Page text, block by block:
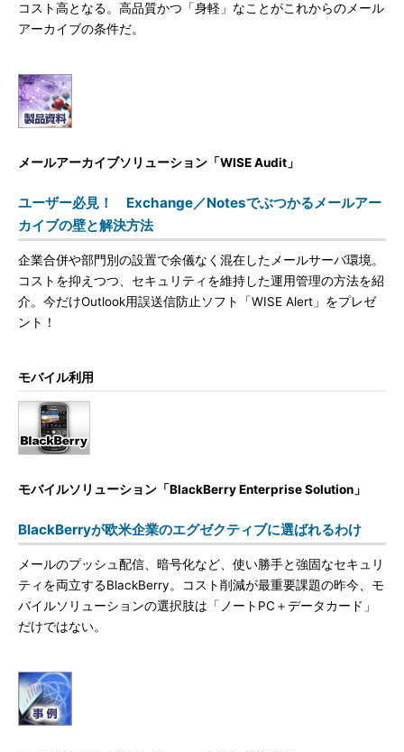
コスト高となる。高品質かつ「身軽」なことがこれからのメール
アーカイブの条件だ。
メールアーカイブソリューション「WISE Audit」
ユーザー必見！ Exchange／Notesでぶつかるメールアー
カイブの壁と解決方法
企業合併や部門別の設置で余儀なく混在したメールサーバ環境。
コストを抑えつつ、セキュリティを維持した運用管理の方法を紹
介。今だけOutlook用誤送信防止ソフト「WISE Alert」をプレゼ
ント！
モバイル利用
モバイルソリューション「BlackBerry Enterprise Solution」
BlackBerryが欧米企業のエグゼクティブに選ばれるわけ
メールのプッシュ配信、暗号化など、使い勝手と強固なセキュリ
ティを両立するBlackBerry。コスト削減が最重要課題の昨今、モ
バイルソリューションの選択肢は「ノートPC＋データカード」
だけではない。